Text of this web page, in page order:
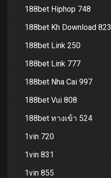
188bet Hiphop 748
188bet Kh Download 823
188bet Link 250
188bet Link 777
188bet Nha Cai 997
188bet Vui 808
188bet ทางเข้า 524
1vin 720
1vin 831
1vin 855